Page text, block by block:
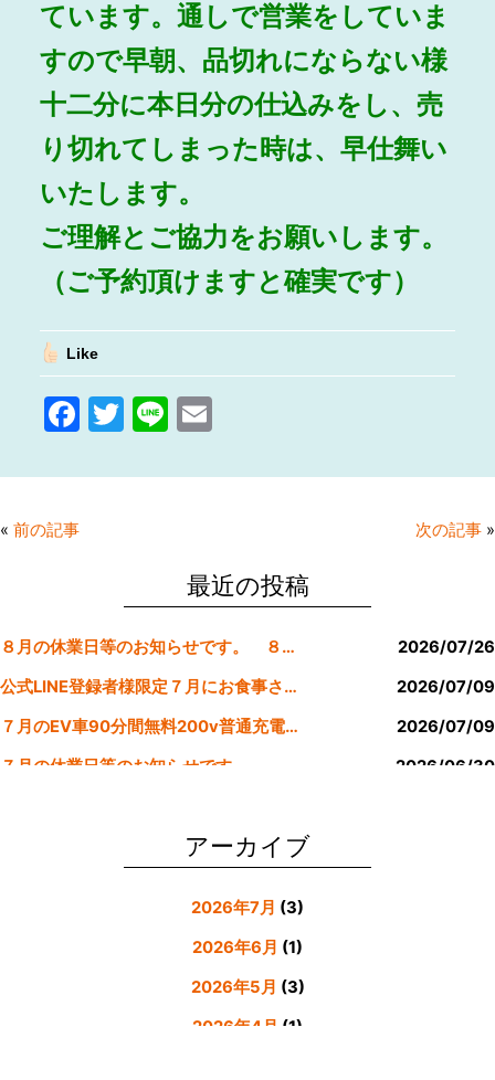
ています。通しで営業をしていま
すので早朝、品切れにならない様
十二分に本日分の仕込みをし、売
り切れてしまった時は、早仕舞い
いたします。
ご理解とご協力をお願いします。
（ご予約頂けますと確実です）
Like
F
c
e
k
T
itt
Li
e
E
ai
« 前の記事 次の記事 »
最近の投稿
８月の休業日等のお知らせです。 ８月より定休日は金曜日のみにします。
2026/07/26
公式LINE登録者様限定７月にお食事された方にサービスクーポン発行
2026/07/09
７月のEV車90分間無料200v普通充電クーポン券！！
2026/07/09
７月の休業日等のお知らせです。
2026/06/30
アーカイブ
2026年7月 (3)
2026年6月 (1)
2026年5月 (3)
2026年4月 (1)